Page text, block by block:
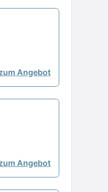
Angebot
Angebot